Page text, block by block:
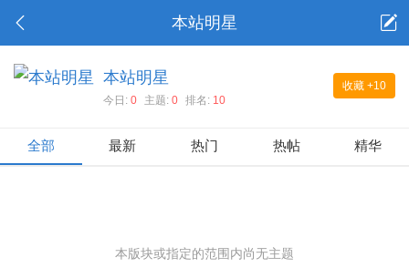
本站明星
收藏 +10
本站明星
今日: 0 主题: 0 排名: 10
全部 最新 热门 热帖 精华
本版块或指定的范围内尚无主题